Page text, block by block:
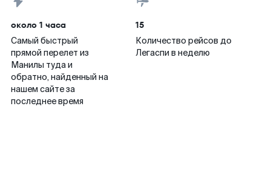
около 1 часа
Самый быстрый
прямой перелет из
Манилы туда и
обратно, найденный на
нашем сайте за
последнее время
15
Количество рейсов до
Легаспи в неделю